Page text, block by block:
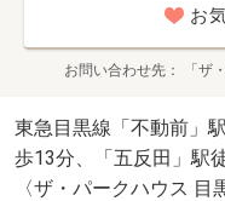
お
お問い合わせ先 「ザ
東急目黒線「不動前」
歩13分、「五反田」駅
〈ザ・パークハウス